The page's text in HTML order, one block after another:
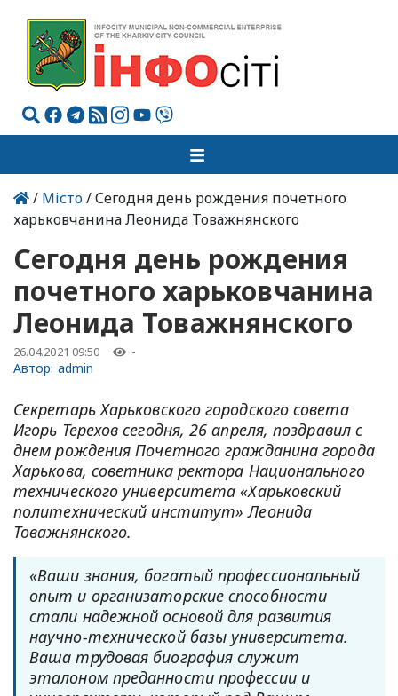
/ Місто/ Сегодня день рождения почетного
харьковчанина Леонида Товажнянского
Сегодня день рождения
почетного харьковчанина
Леонида Товажнянского
26.04.2021 09:50 -
Автор: admin
Секретарь Харьковского городского совета
Игорь Терехов сегодня, 26 апреля, поздравил с
днем рождения Почетного гражданина города
Харькова, советника ректора Национального
технического университета «Харьковский
политехнический институт» Леонида
Товажнянского.
«Ваши знания, богатый профессиональный
опыт и организаторские способности
стали надежной основой для развития
научно-технической базы университета.
Ваша трудовая биография служит
эталоном преданности профессии и